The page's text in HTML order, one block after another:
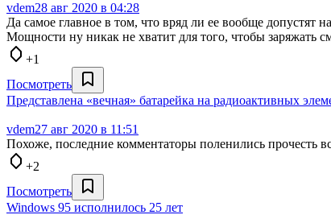
vdem28 авг 2020 в 04:28
Да самое главное в том, что вряд ли ее вообще
Мощности ну никак не хватит для того, чтобы заряжать
+1
Посмотреть
Представлена «вечная» батарейка на радиоактивных
vdem27 авг 2020 в 11:51
Похоже, последние комментаторы поленились прочесть
+2
Посмотреть
Windows 95 исполнилось 25 лет